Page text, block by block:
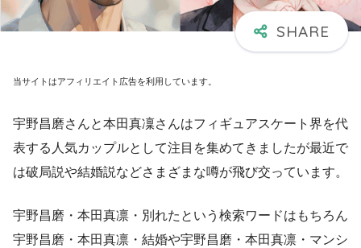
当サイトはアフィリエイト広告を利用しています。
宇野昌磨さんと本田真凜さんはフィギュアスケート界を代
表する人気カップルとして注目を集めてきましたが最近で
は破局説や結婚説などさまざまな噂が飛び交っています。
宇野昌磨・本田真凛・別れたという検索ワードはもちろん
宇野昌磨・本田真凛・結婚や宇野昌磨・本田真凛・マンシ